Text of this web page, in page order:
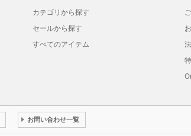
カテゴリから探す
セールから探す
すべてのアイテム
お問い合わせ一覧